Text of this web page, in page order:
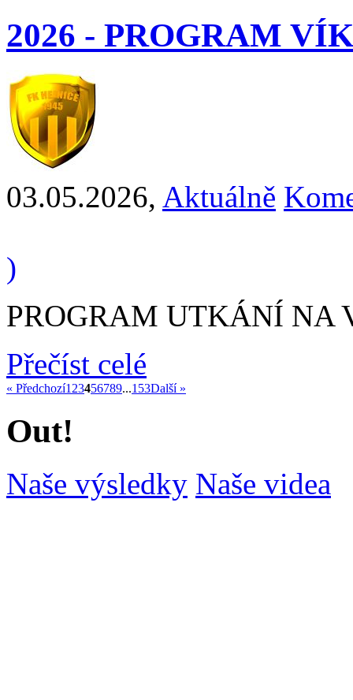
2026 - PROGRAM
03.05.2026, Aktuálně
)
PROGRAM UTKÁNÍ NA
Přečíst celé
« Předchozí1 23456789...153Další »
Out!
Naše výsledky Naše videa